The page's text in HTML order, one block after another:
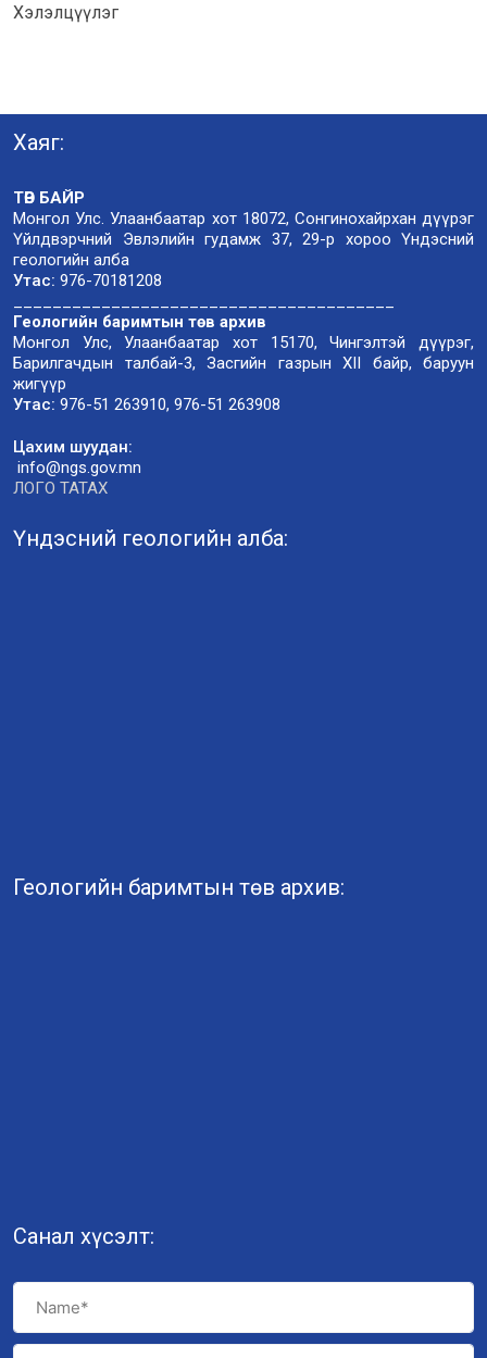
Хэлэлцүүлэг
Хаяг:
ТӨВ БАЙР
Монгол Улс. Улаанбаатар хот 18072, Сонгинохайрхан дүүрэг
Үйлдвэрчний Эвлэлийн гудамж 37, 29-р хороо Үндэсний
геологийн алба
Утас: 976-70181208
Геологийн баримтын төв архив
Монгол Улс, Улаанбаатар хот 15170, Чингэлтэй дүүрэг,
Барилгачдын талбай-3, Засгийн газрын XII байр, баруун
жигүүр
Утас: 976-51 263910, 976-51 263908
Цахим шуудан:
info@ngs.gov.mn
ЛОГО ТАТАХ
Үндэсний геологийн алба:
Геологийн баримтын төв архив:
Санал хүсэлт: